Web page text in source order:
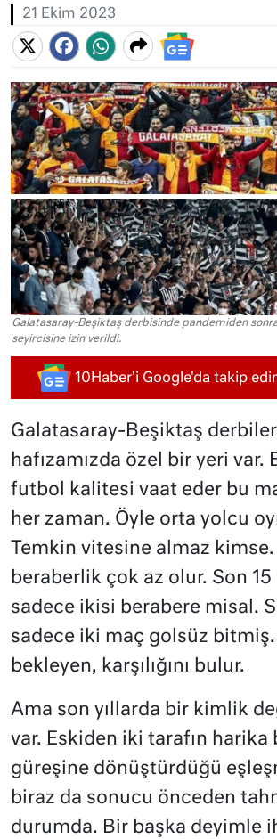
21 Ekim 2023
Galatasaray-Beşiktaş derbisinde pandemiden
seyircisine izin verildi.
10Haber'i Google'da takip
Galatasaray-Beşiktaş
hafızamızda özel bir yeri var.
futbol kalitesi vaat eder bu
her zaman. Öyle orta yolcu
Temkin vitesine almaz
beraberlik çok az olur. Son 15
sadece ikisi berabere misal.
sadece iki maç golsüz
bekleyen, karşılığını bulur.
Ama son yıllarda bir kimlik
var. Eskiden iki tarafın harika
güreşine dönüştürdüğü
biraz da sonucu önceden
durumda. Bir başka deyimle